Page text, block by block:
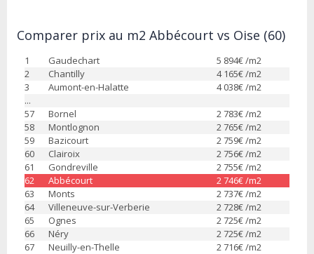
Comparer prix au m2 Abbécourt vs Oise (60)
1 Gaudechart 5 894€ /m2
2
Chantilly 4 165€ /m2
3
Aumont-en-Halatte 4 038€ /m2
...
57
Bornel 2 783€ /m2
58
Montlognon 2 765€ /m2
59
Bazicourt 2 759€ /m2
60
Clairoix 2 756€ /m2
61
Gondreville 2 755€ /m2
62
Abbécourt 2 746€ /m2
63
Monts 2 737€ /m2
64
Villeneuve-sur-Verberie 2 728€ /m2
65
Ognes 2 725€ /m2
66
Néry 2 725€ /m2
67
Neuilly-en-Thelle 2 716€ /m2